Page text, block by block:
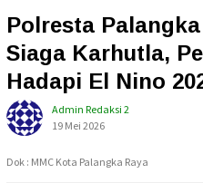
Polresta
Siaga Karhutla,
Hadapi El Nino
Admin Redaksi 2
19 Mei 2026
Dok : MMC Kota Palangka Raya